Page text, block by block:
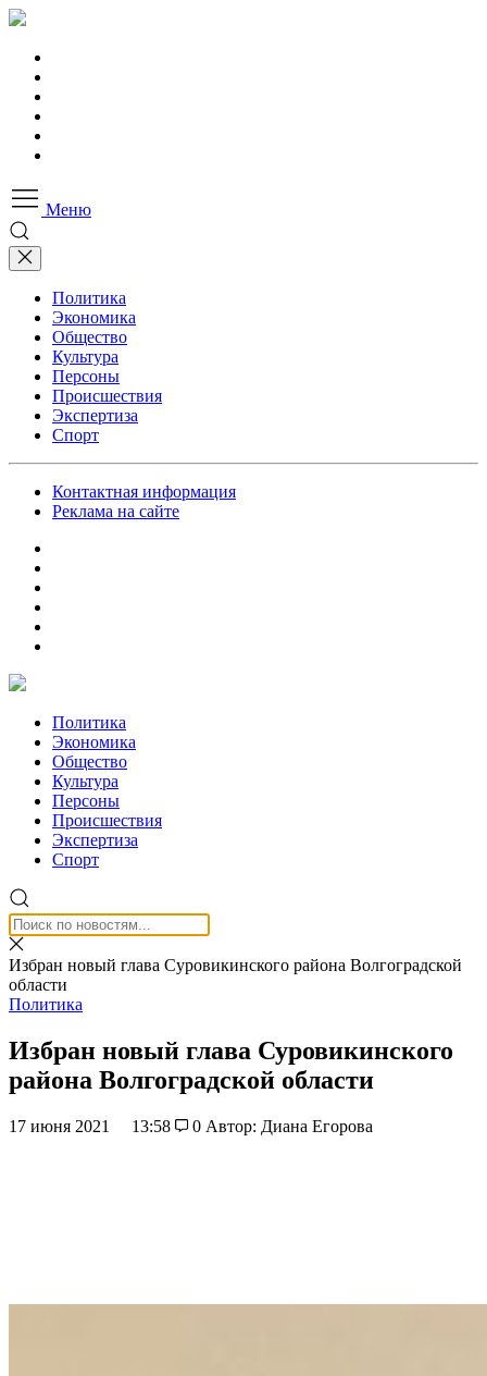
Меню
Политика
Экономика
Общество
Культура
Персоны
Происшествия
Экспертиза
Спорт
Контактная информация
Реклама на сайте
Политика
Экономика
Общество
Культура
Персоны
Происшествия
Экспертиза
Спорт
Избран новый глава Суровикинского района Волгоградской
области
Политика
Избран новый глава Суровикинского
района Волгоградской области
17 июня 2021 13:58 0 Автор: Диана Егорова